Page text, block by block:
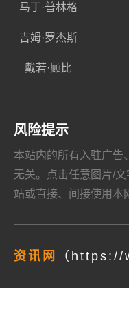
马丁·普林格
吉姆·罗杰斯
戴若·顾比
风险提示
本站内的所有入驻广告
无关。点击任意图片/
站或直接、间接使用本
资讯网 （https://